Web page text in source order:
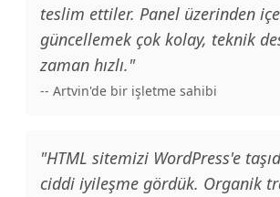
teslim ettiler. Panel üzerinden
güncellemek çok kolay, teknik
zaman hızlı."
-- Artvin'de bir işletme sahibi
"HTML sitemizi WordPress'e
ciddi iyileşme gördük. Organik